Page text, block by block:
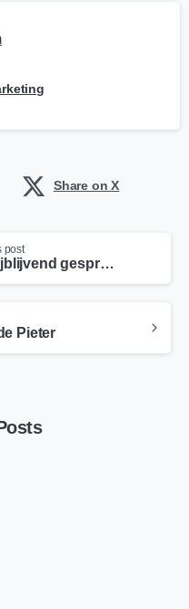
Share on X
post
Hoe plan je jouw vrijblijvend gesprek in?
Pieter